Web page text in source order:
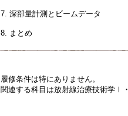
7. 深部量計測とビームデータ
8. まとめ
履修条件は特にありません。
関連する科目は放射線治療技術学Ⅰ